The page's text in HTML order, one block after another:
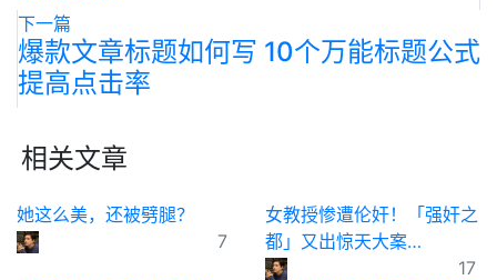
下一篇
爆款文章标题如何写 10个万能标题公式
提高点击率
相关文章
​她这么美，还被劈腿？
7
女教授惨遭伦奸！「强奸之
都」又出惊天大案…
17